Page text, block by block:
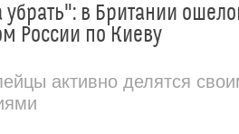
убрать": в Британии
России по Киеву
активно делятся